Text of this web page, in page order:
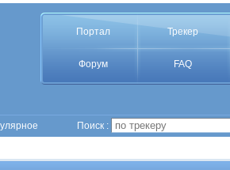
Портал Трекер
Форум FAQ
Поиск :